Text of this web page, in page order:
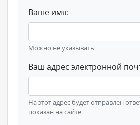
Ваше имя:
Можно не указывать
Ваш адрес электронной
На этот адрес будет отправлен
показан на сайте